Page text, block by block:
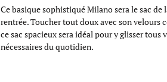
Ce basique sophistiqué Milano sera le sac de
rentrée. Toucher tout doux avec son velours
ce sac spacieux sera idéal pour y glisser tous
nécessaires du quotidien.